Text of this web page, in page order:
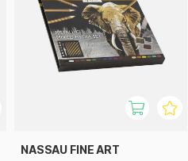
NASSAU FINE ART